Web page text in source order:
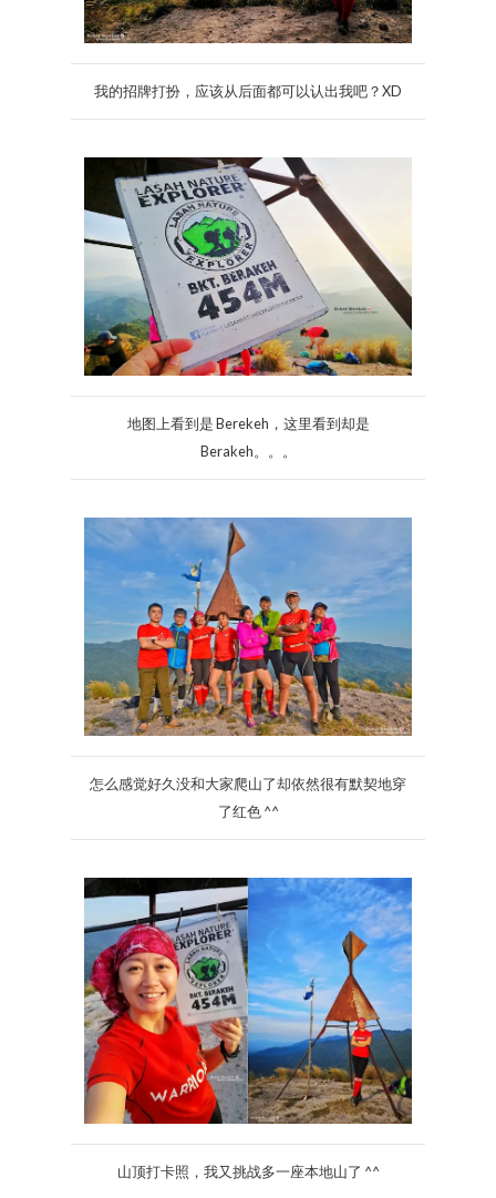
我的招牌打扮，应该从后面都可以认出我吧？XD
地图上看到是 Berekeh，这里看到却是
Berakeh。。。
怎么感觉好久没和大家爬山了却依然很有默契地穿
了红色 ^^
山顶打卡照，我又挑战多一座本地山了 ^^